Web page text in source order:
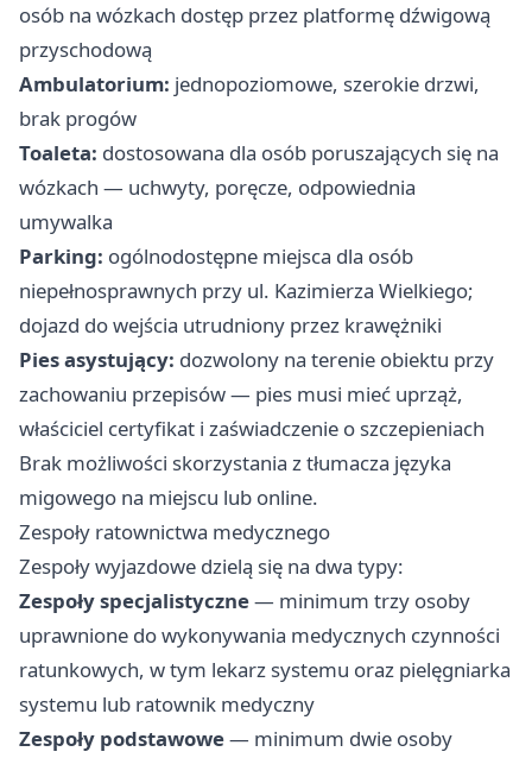
osób na wózkach dostęp przez platformę dźwigową
przyschodową
Ambulatorium: jednopoziomowe, szerokie drzwi,
brak progów
Toaleta: dostosowana dla osób poruszających się na
wózkach — uchwyty, poręcze, odpowiednia
umywalka
Parking: ogólnodostępne miejsca dla osób
niepełnosprawnych przy ul. Kazimierza Wielkiego;
dojazd do wejścia utrudniony przez krawężniki
Pies asystujący: dozwolony na terenie obiektu przy
zachowaniu przepisów — pies musi mieć uprząż,
właściciel certyfikat i zaświadczenie o szczepieniach
Brak możliwości skorzystania z tłumacza języka
migowego na miejscu lub online.
Zespoły ratownictwa medycznego
Zespoły wyjazdowe dzielą się na dwa typy:
Zespoły specjalistyczne— minimum trzy osoby
uprawnione do wykonywania medycznych czynności
ratunkowych, w tym lekarz systemu oraz pielęgniarka
systemu lub ratownik medyczny
Zespoły podstawowe— minimum dwie osoby